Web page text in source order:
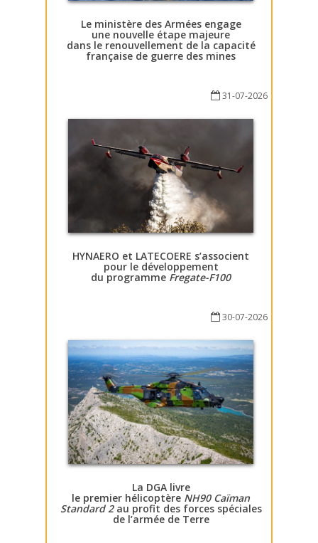
Le ministère des Armées engage
une nouvelle étape majeure
dans le renouvellement de la capacité
française de guerre des mines
31-07-2026
HYNAERO et LATECOERE s’associent
pour le développement
du programme Fregate-F100
30-07-2026
La DGA livre
le premier hélicoptère NH90 Caïman
Standard 2au profit des forces spéciales
de l’armée de Terre